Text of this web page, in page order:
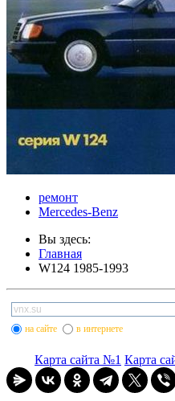
ремонт
Mercedes-Benz
Вы здесь:
Главная
W124 1985-1993
на сайте в интернете
Карта сайта №1 Карта